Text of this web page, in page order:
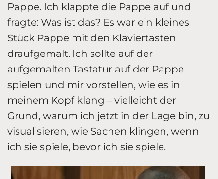
Pappe. Ich klappte die Pappe auf und
fragte: Was ist das? Es war ein kleines
Stück Pappe mit den Klaviertasten
draufgemalt. Ich sollte auf der
aufgemalten Tastatur auf der Pappe
spielen und mir vorstellen, wie es in
meinem Kopf klang – vielleicht der
Grund, warum ich jetzt in der Lage bin, zu
visualisieren, wie Sachen klingen, wenn
ich sie spiele, bevor ich sie spiele.